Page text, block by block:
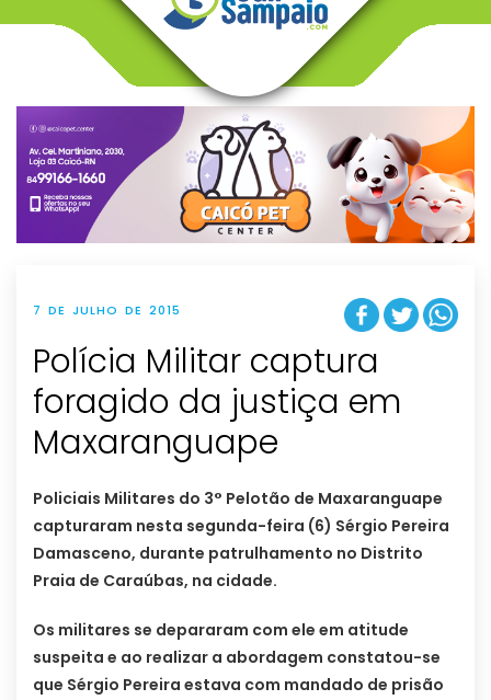
v
g
t
i
o
n
7 DE JULHO DE 2015
Polícia Militar captura
foragido da justiça em
Maxaranguape
Policiais Militares do 3° Pelotão de Maxaranguape
capturaram nesta segunda-feira (6) Sérgio Pereira
Damasceno, durante patrulhamento no Distrito
Praia de Caraúbas, na cidade.
Os militares se depararam com ele em atitude
suspeita e ao realizar a abordagem constatou-se
que Sérgio Pereira estava com mandado de prisão